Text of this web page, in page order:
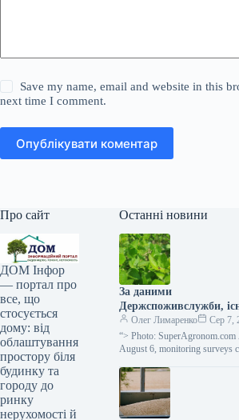
Save my name, email and website in this
next time I comment.
Опублікувати коментар
Про сайт
ДОМ Інфор
— портал про
все, що
стосується
дому: від
облаштування
простору біля
будинку та
городу до
ринку
нерухомості й
Останні новини
За даними
Держспоживслужби,
небезпека поширення
павутинного кліща —
SuperAgronom.com
Олег Лимаренко
Сер 7,
“> Photo:
August 6, monitoring surveys
region have shown that…